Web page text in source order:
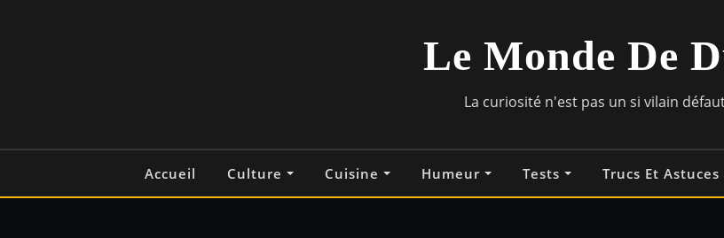
Le Monde De
La curiosité n'est pas un si vilain
Accueil Culture Cuisine Humeur Tests Trucs Et Astuces